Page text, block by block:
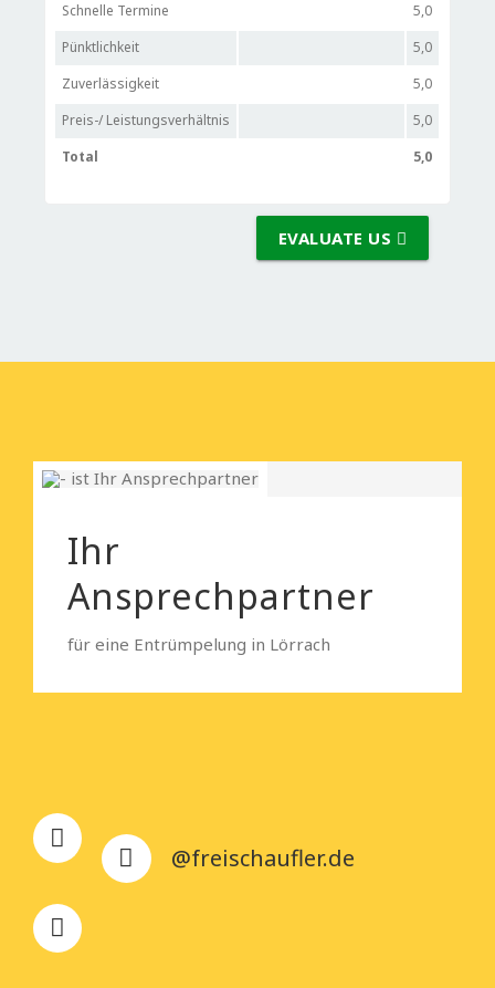
Schnelle Termine
5,0
Pünktlichkeit
5,0
Zuverlässigkeit
5,0
Preis-/ Leistungsverhältnis
5,0
Total
5,0
EVALUATE US
Ihr
Ansprechpartner
für eine Entrümpelung in Lörrach
@freischaufler.de